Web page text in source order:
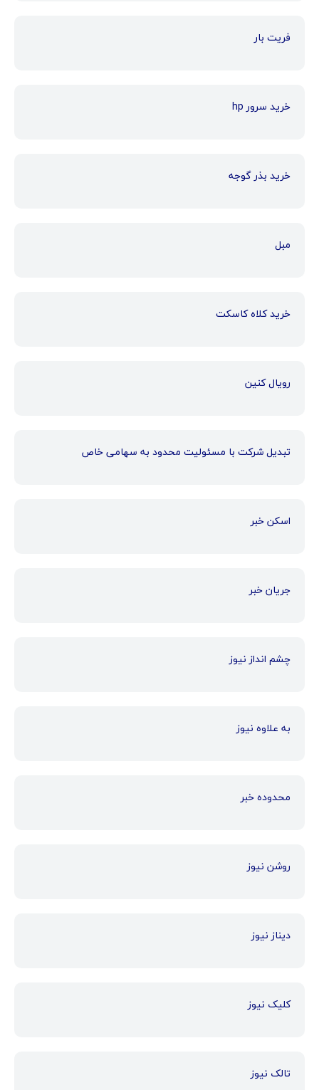
فریت بار
خرید سرور hp
خرید بذر گوجه
مبل
خرید کلاه کاسکت
رویال کنین
تبدیل شرکت با مسئولیت محدود به سهامی خاص
اسکن خبر
جریان خبر
چشم انداز نیوز
به علاوه نیوز
محدوده خبر
روشن نیوز
دیناز نیوز
کلیک نیوز
تالک نیوز